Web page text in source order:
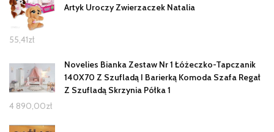
Artyk Uroczy Zwierzaczek Natalia
55,41zł
Novelies Bianka Zestaw Nr 1 Łóżeczko-Tapczanik
140X70 Z Szufladą I Barierką Komoda Szafa Regał
Z Szufladą Skrzynia Półka 1
4 890,00zł